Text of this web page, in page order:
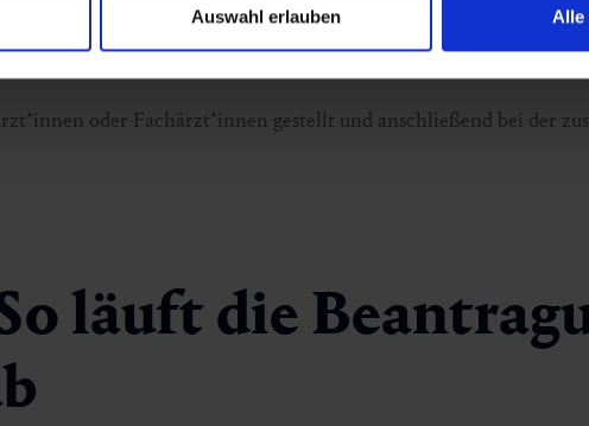
Auswahl erlauben Alle
oder Fachärzt*innen gestellt und anschließend bei der
läuft die